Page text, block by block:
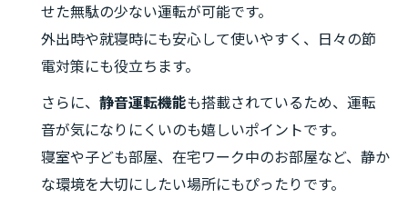
せた無駄の少ない運転が可能です。
外出時や就寝時にも安心して使いやすく、日々の節
電対策にも役立ちます。
さらに、 静音運転機能も搭載されているため、運転
音が気になりにくいのも嬉しいポイントです。
寝室や子ども部屋、在宅ワーク中のお部屋など、静か
な環境を大切にしたい場所にもぴったりです。